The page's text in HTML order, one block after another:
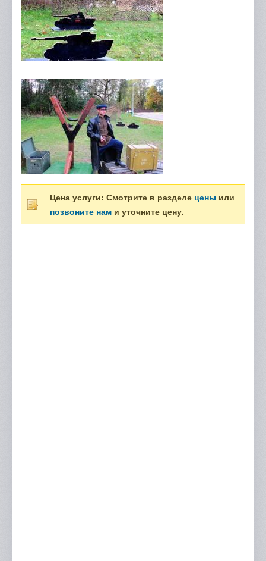
Цена услуги: Смотрите в разделе цены или
позвоните нами уточните цену.